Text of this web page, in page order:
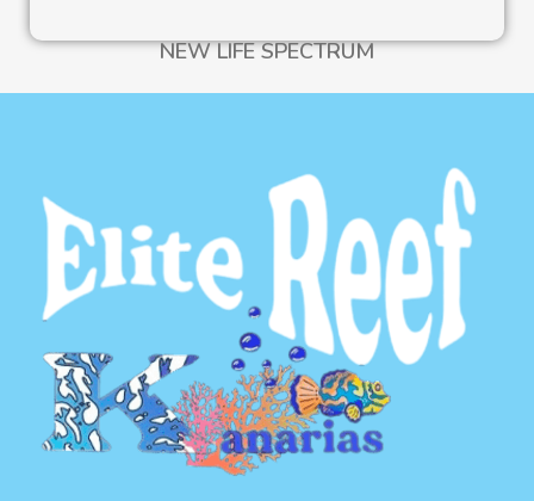
NEW LIFE SPECTRUM